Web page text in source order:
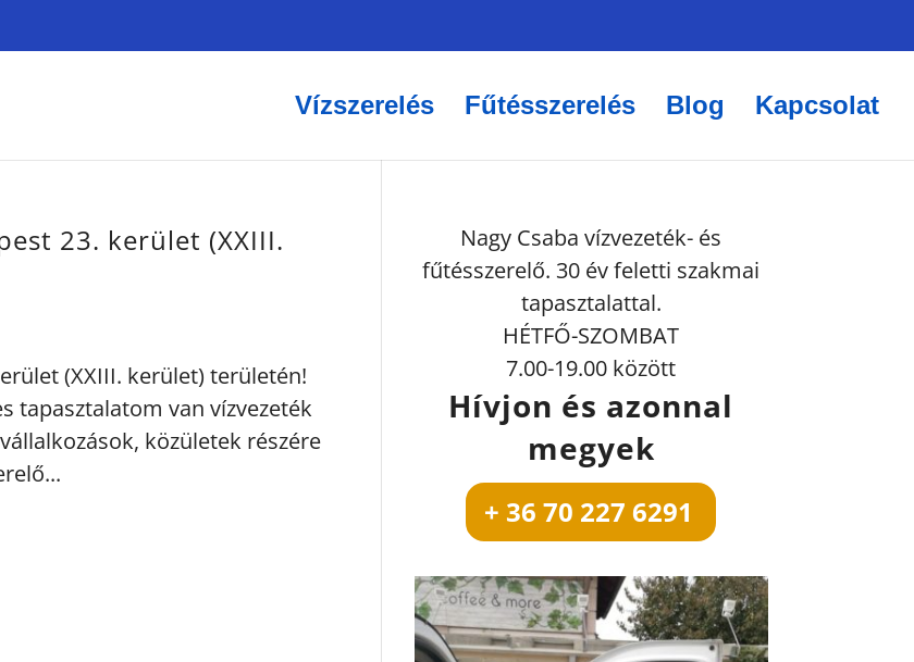
Vízszerelés Fűtésszerelés Blog Kapcsolat
23. kerület (XXIII.
(XXIII. kerület) területén!
tapasztalatom van vízvezeték
közületek részére
Nagy Csaba vízvezeték- és
fűtésszerelő. 30 év feletti szakmai
tapasztalattal.
HÉTFŐ-SZOMBAT
7.00-19.00 között
Hívjon és azonnal
megyek
+ 36 70 227 6291